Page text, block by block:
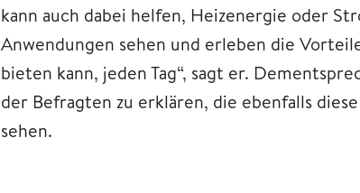
kann auch dabei helfen, Heizenergie oder
Anwendungen sehen und erleben die
bieten kann, jeden Tag“, sagt er.
der Befragten zu erklären, die ebenfalls
sehen.